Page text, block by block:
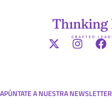
APÚNTATE A NUESTRA NEWSLETTER